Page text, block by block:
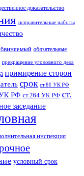
доказательство
исправительные работы
обязательные
прекращение уголовного дела
примирение сторон
срок ст.80 УК РФ
УК РФ ст.264 УК РФ ст.
заседание
инспекция
условный срок